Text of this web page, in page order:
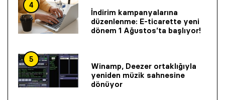
4
İndirim kampanyalarına
düzenlenme: E-ticarette yeni
dönem 1 Ağustos’ta başlıyor!
5
Winamp, Deezer ortaklığıyla
yeniden müzik sahnesine
dönüyor